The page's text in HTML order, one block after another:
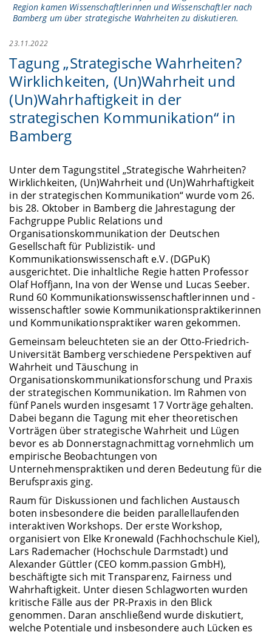
Region kamen Wissenschaftlerinnen und Wissenschaftler nach
Bamberg um über strategische Wahrheiten zu diskutieren.
23.11.2022
Tagung „Strategische Wahrheiten?
Wirklichkeiten, (Un)Wahrheit und
(Un)Wahrhaftigkeit in der
strategischen Kommunikation“ in
Bamberg
Unter dem Tagungstitel „Strategische Wahrheiten?
Wirklichkeiten, (Un)Wahrheit und (Un)Wahrhaftigkeit
in der strategischen Kommunikation“ wurde vom 26.
bis 28. Oktober in Bamberg die Jahrestagung der
Fachgruppe Public Relations und
Organisationskommunikation der Deutschen
Gesellschaft für Publizistik- und
Kommunikationswissenschaft e.V. (DGPuK)
ausgerichtet. Die inhaltliche Regie hatten Professor
Olaf Hoffjann, Ina von der Wense und Lucas Seeber.
Rund 60 Kommunikationswissenschaftlerinnen und -
wissenschaftler sowie Kommunikationspraktikerinnen
und Kommunikationspraktiker waren gekommen.
Gemeinsam beleuchteten sie an der Otto-Friedrich-
Universität Bamberg verschiedene Perspektiven auf
Wahrheit und Täuschung in
Organisationskommunikationsforschung und Praxis
der strategischen Kommunikation. Im Rahmen von
fünf Panels wurden insgesamt 17 Vorträge gehalten.
Dabei begann die Tagung mit eher theoretischen
Vorträgen über strategische Wahrheit und Lügen
bevor es ab Donnerstagnachmittag vornehmlich um
empirische Beobachtungen von
Unternehmenspraktiken und deren Bedeutung für die
Berufspraxis ging.
Raum für Diskussionen und fachlichen Austausch
boten insbesondere die beiden parallellaufenden
interaktiven Workshops. Der erste Workshop,
organisiert von Elke Kronewald (Fachhochschule Kiel),
Lars Rademacher (Hochschule Darmstadt) und
Alexander Güttler (CEO komm.passion GmbH),
beschäftigte sich mit Transparenz, Fairness und
Wahrhaftigkeit. Unter diesen Schlagworten wurden
kritische Fälle aus der PR-Praxis in den Blick
genommen. Daran anschließend wurde diskutiert,
welche Potentiale und insbesondere auch Lücken es